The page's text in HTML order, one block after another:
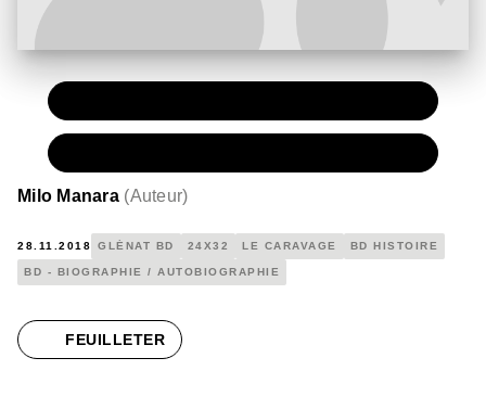
Milo Manara (Auteur)
28.11.2018 GLÉNAT BD 24X32 LE CARAVAGE BD HISTOIRE
BD - BIOGRAPHIE / AUTOBIOGRAPHIE
FEUILLETER